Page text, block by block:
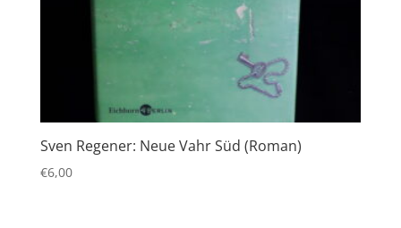
Sven Regener: Neue Vahr Süd (Roman)
€6,00